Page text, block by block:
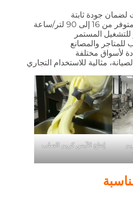
لضمان جودة ثابتة
90 لتر/ساعة
المستمر
والمصانع
لأسواق مختلفة
مثالية للاستخدام التجاري
إنتاج الآيس كريم الصلب